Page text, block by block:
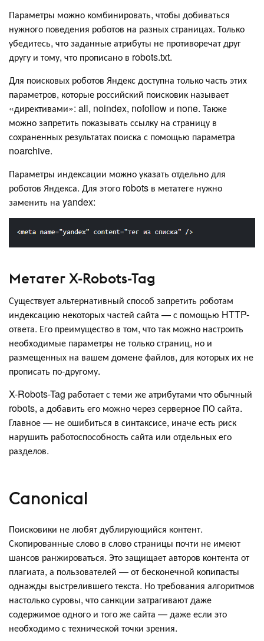
Параметры можно комбинировать, чтобы добиваться
нужного поведения роботов на разных страницах. Только
убедитесь, что заданные атрибуты не противоречат друг
другу и тому, что прописано в robots.txt.
Для поисковых роботов Яндекс доступна только часть этих
параметров, которые российский поисковик называет
«директивами»: all, noindex, nofollow и none. Также
можно запретить показывать ссылку на страницу в
сохраненных результатах поиска с помощью параметра
noarchive.
Параметры индексации можно указать отдельно для
роботов Яндекса. Для этого robots в метатеге нужно
заменить на yandex:
Метатег X-Robots-Tag
Существует альтернативный способ запретить роботам
индексацию некоторых частей сайта — с помощью HTTP-
ответа. Его преимущество в том, что так можно настроить
необходимые параметры не только страниц, но и
размещенных на вашем домене файлов, для которых их не
прописать по-другому.
X-Robots-Tag работает с теми же атрибутами что обычный
robots, а добавить его можно через серверное ПО сайта.
Главное — не ошибиться в синтаксисе, иначе есть риск
нарушить работоспособность сайта или отдельных его
разделов.
Canonical
Поисковики не любят дублирующийся контент.
Скопированные слово в слово страницы почти не имеют
шансов ранжироваться. Это защищает авторов контента от
плагиата, а пользователей — от бесконечной копипасты
однажды выстрелившего текста. Но требования алгоритмов
настолько суровы, что санкции затрагивают даже
содержимое одного и того же сайта — даже если это
необходимо с технической точки зрения.